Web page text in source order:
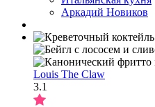
Аркадий Новиков
Louis The Claw
3.1